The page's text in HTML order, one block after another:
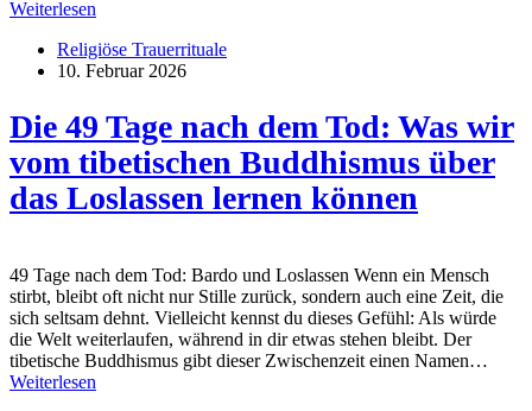
Weiterlesen
Religiöse Trauerrituale
10. Februar 2026
Die 49 Tage nach dem Tod: Was wir
vom tibetischen Buddhismus über
das Loslassen lernen können
49 Tage nach dem Tod: Bardo und Loslassen Wenn ein Mensch
stirbt, bleibt oft nicht nur Stille zurück, sondern auch eine Zeit, die
sich seltsam dehnt. Vielleicht kennst du dieses Gefühl: Als würde
die Welt weiterlaufen, während in dir etwas stehen bleibt. Der
tibetische Buddhismus gibt dieser Zwischenzeit einen Namen…
Weiterlesen